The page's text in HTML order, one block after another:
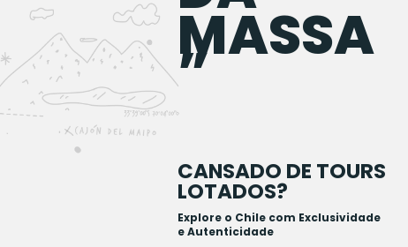
MASSA
”
CANSADO DE TOURS
LOTADOS?
Explore o Chile com Exclusividade
e Autenticidade